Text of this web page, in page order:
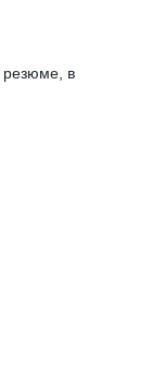
резюме, в